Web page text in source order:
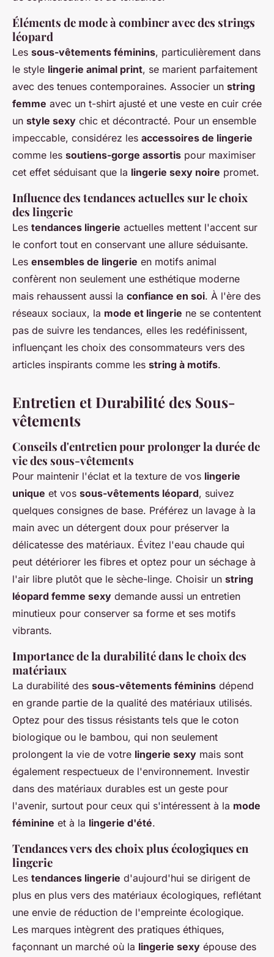
Éléments de mode à combiner avec des strings
léopard
Les sous-vêtements féminins, particulièrement dans
le style lingerie animal print, se marient parfaitement
avec des tenues contemporaines. Associer un string
femme avec un t-shirt ajusté et une veste en cuir crée
un style sexy chic et décontracté. Pour un ensemble
impeccable, considérez les accessoires de lingerie
comme les soutiens-gorge assortis pour maximiser
cet effet séduisant que la lingerie sexy noire promet.
Influence des tendances actuelles sur le choix
des lingerie
Les tendances lingerie actuelles mettent l'accent sur
le confort tout en conservant une allure séduisante.
Les ensembles de lingerie en motifs animal
confèrent non seulement une esthétique moderne
mais rehaussent aussi la confiance en soi. À l'ère des
réseaux sociaux, la mode et lingerie ne se contentent
pas de suivre les tendances, elles les redéfinissent,
influençant les choix des consommateurs vers des
articles inspirants comme les string à motifs.
Entretien et Durabilité des Sous-
vêtements
Conseils d'entretien pour prolonger la durée de
vie des sous-vêtements
Pour maintenir l'éclat et la texture de vos lingerie
unique et vos sous-vêtements léopard, suivez
quelques consignes de base. Préférez un lavage à la
main avec un détergent doux pour préserver la
délicatesse des matériaux. Évitez l'eau chaude qui
peut détériorer les fibres et optez pour un séchage à
l'air libre plutôt que le sèche-linge. Choisir un string
léopard femme sexy demande aussi un entretien
minutieux pour conserver sa forme et ses motifs
vibrants.
Importance de la durabilité dans le choix des
matériaux
La durabilité des sous-vêtements féminins dépend
en grande partie de la qualité des matériaux utilisés.
Optez pour des tissus résistants tels que le coton
biologique ou le bambou, qui non seulement
prolongent la vie de votre lingerie sexy mais sont
également respectueux de l'environnement. Investir
dans des matériaux durables est un geste pour
l'avenir, surtout pour ceux qui s'intéressent à la mode
féminine et à la lingerie d'été.
Tendances vers des choix plus écologiques en
lingerie
Les tendances lingerie d'aujourd'hui se dirigent de
plus en plus vers des matériaux écologiques, reflétant
une envie de réduction de l'empreinte écologique.
Les marques intègrent des pratiques éthiques,
façonnant un marché où la lingerie sexy épouse des